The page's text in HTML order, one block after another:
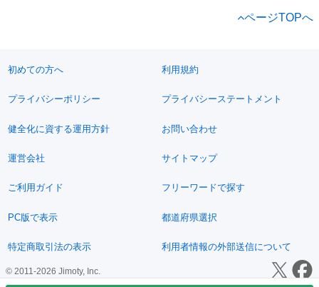
ページTOPへ
初めての方へ 利用規約
プライバシーポリシー プライバシーステートメント
健全化に資する運用方針 お問い合わせ
運営会社 サイトマップ
ご利用ガイド フリーワードで探す
PC版で表示 都道府県選択
特定商取引法の表示 利用者情報の外部送信について
© 2011-2026 Jimoty, Inc.